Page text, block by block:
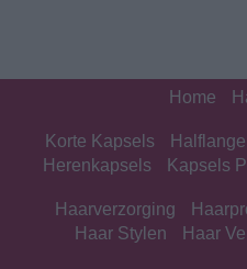
Home
Korte Kapsels
Herenkapsels
Kapsels
Haarverzorging
Haar Stylen
Haar